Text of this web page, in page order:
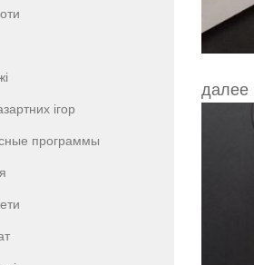
далее
ігор
программы